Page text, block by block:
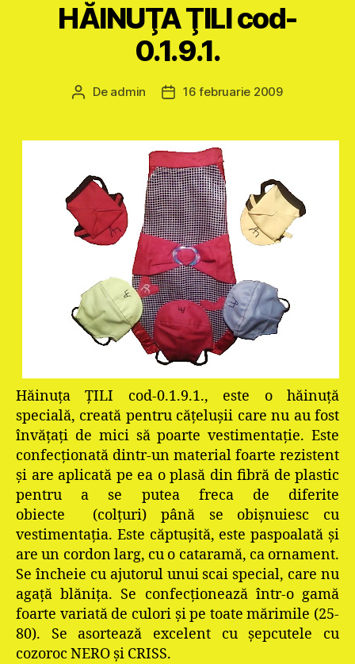
HĂINUŢA ŢILI cod-
0.1.9.1.
Autor
De admin
Dată16 februarie 2009
Hăinuţa ŢILI cod-0.1.9.1., este o hăinuţă
specială, creată pentru căţeluşii care nu au fost
învăţaţi de mici să poarte vestimentaţie. Este
confecţionată dintr-un material foarte rezistent
şi are aplicată pe ea o plasă din fibră de plastic
pentru a se putea freca de diferite
obiecte (colţuri) până se obişnuiesc cu
vestimentaţia. Este căptuşită, este paspoalată şi
are un cordon larg, cu o cataramă, ca ornament.
Se încheie cu ajutorul unui scai special, care nu
agaţă blăniţa. Se confecţionează într-o gamă
foarte variată de culori şi pe toate mărimile (25-
80). Se asortează excelent cu şepcutele cu
cozoroc NERO şi CRISS.